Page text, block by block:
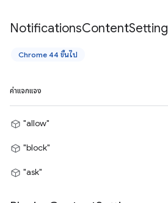
NotificationsContentSetting
Chrome 44 ขึ้นไป
ค่าแจกแจง
"allow"
"block"
"ask"